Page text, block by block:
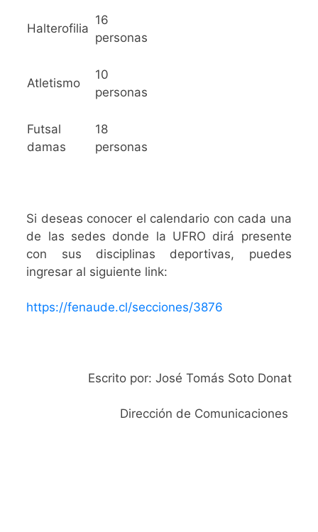
Halterofilia
16
personas
Atletismo
10
personas
Futsal
damas
18
personas
Si deseas conocer el calendario con cada una
de las sedes donde la UFRO dirá presente
con sus disciplinas deportivas, puedes
ingresar al siguiente link:
https://fenaude.cl/secciones/3876
Escrito por: José Tomás Soto Donat
Dirección de Comunicaciones